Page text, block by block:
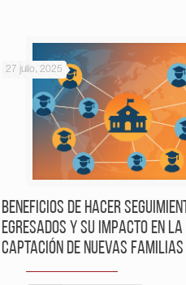
27 julio, 2025
Beneficios de hacer
egresados y su impacto en la
captación de nuevas familias